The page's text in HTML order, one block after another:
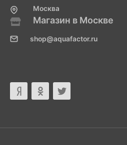
Москва
Магазин в Москве
shop@aquafactor.ru